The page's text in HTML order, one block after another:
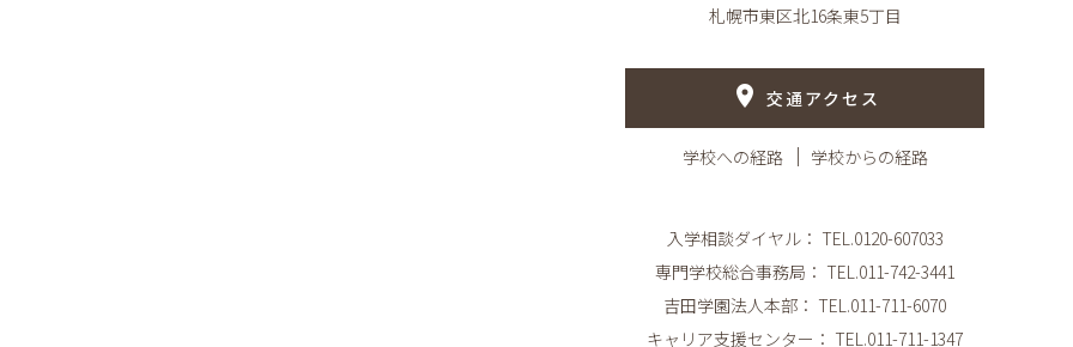
札幌市東区北16条東5丁目
交通アクセス
学校への経路 学校からの経路
入学相談ダイヤル： TEL.0120-607033
専門学校総合事務局： TEL.011-742-3441
吉田学園法人本部： TEL.011-711-6070
キャリア支援センター： TEL.011-711-1347